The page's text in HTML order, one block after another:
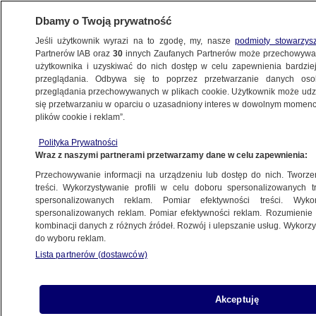
BIZNES
ZE ŚWIATA
firma twierdzi, że współpracuje z chińskimi
władzami
27.02.2023, 16:08
Udostępnij
bankierów inwestycyjnych, zniknął 11 dni temu.
Teraz jego bank China Renaissance Holdings
Dbamy o Twoją prywatność
Jeśli użytkownik wyrazi na to zgodę, my, naszepodmioty
Partnerów IAB oraz30 innych Zaufanych Partnerów może
użytkownika i uzyskiwać do nich dostęp w celu zapewnienia
przeglądania. Odbywa się to poprzez przetwarzanie danych
przeglądania przechowywanych w plikach cookie. Użytkownik może
się przetwarzaniu w oparciu o uzasadniony interes w dowolnym
plików cookie i reklam”.
Polityka Prywatności
Wraz z naszymi partnerami przetwarzamy dane w celu zapewnienia:
Przechowywanie informacji na urządzeniu lub dostęp do nich.
treści. Wykorzystywanie profili w celu doboru spersonalizowanych
spersonalizowanych reklam. Pomiar efektywności treści.
spersonalizowanych reklam. Pomiar efektywności reklam.
kombinacji danych z różnych źródeł. Rozwój i ulepszanie usług.
do wyboru reklam.
Lista partnerów (dostawców)
Akceptuję